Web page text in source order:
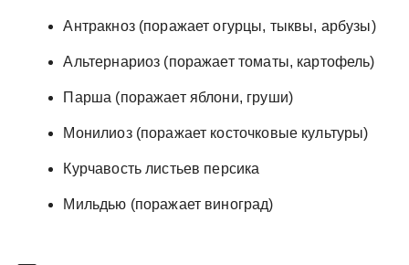
Антракноз (поражает огурцы, тыквы, арбузы)
Альтернариоз (поражает томаты, картофель)
Парша (поражает яблони, груши)
Монилиоз (поражает косточковые культуры)
Курчавость листьев персика
Мильдью (поражает виноград)